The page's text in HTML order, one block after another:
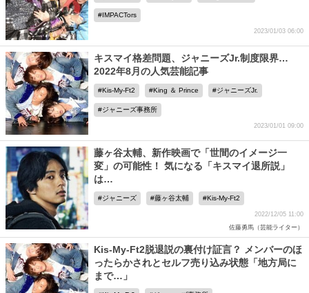
IMPACTors
2023/01/03 06:00
キスマイ格差問題、ジャニーズJr.制度限界…
2022年8月の人気芸能記事
Kis-My-Ft2 King ＆ Prince ジャニーズJr.
ジャニーズ事務所
2023/01/01 09:00
藤ヶ谷太輔、新作映画で「世間のイメージ一
変」の可能性！ 気になる「キスマイ退所説」
は…
ジャニーズ 藤ヶ谷太輔 Kis-My-Ft2
2022/12/05 11:00
佐藤勇馬（芸能ライター）
Kis-My-Ft2脱退説の裏付け証言？ メンバーのほ
ったらかされとセルフ売り込み状態「地方局に
まで…」